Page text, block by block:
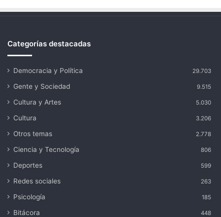
Categorías destacadas
Democracia y Política 29.703
Gente y Sociedad 9.515
Cultura y Artes 5.030
Cultura 3.206
Otros temas 2.778
Ciencia y Tecnología 806
Deportes 599
Redes sociales 263
Psicología 185
Bitácora 448